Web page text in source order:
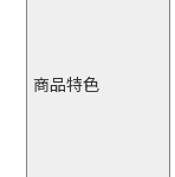
商品特色